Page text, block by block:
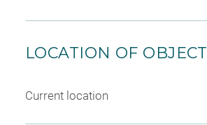
LOCATION OF OBJECT
Current location